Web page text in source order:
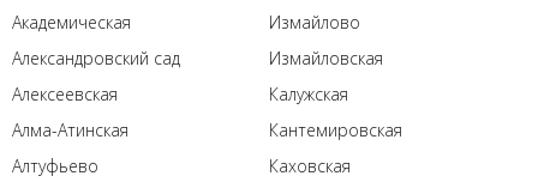
Академическая
Александровский сад
Алексеевская
Алма-Атинская
Алтуфьево
Измайлово
Измайловская
Калужская
Кантемировская
Каховская